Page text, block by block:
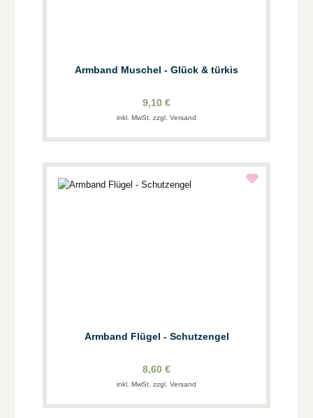
Armband Muschel - Glück & türkis
9,10 €
inkl. MwSt. zzgl. Versand
Armband Flügel - Schutzengel
8,60 €
inkl. MwSt. zzgl. Versand